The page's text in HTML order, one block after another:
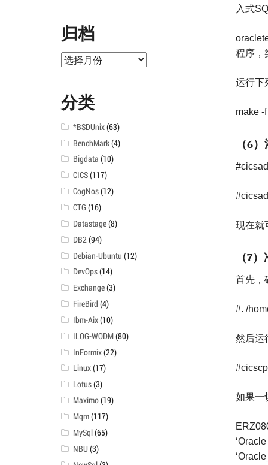
入式
程序，
运行下
make -
（6）
现在就
（7）
首先，
#. /
然后运
如果一
归档
归
分类
*BSDUnix(63)
BenchMark(4)
Bigdata (10)
CICS(117)
CogNos(12)
CTG(16)
Datastage(8)
DB2(94)
Debian-Ubuntu (12)
DevOps(14)
Exchange(3)
FireBird (4)
Ibm-Aix(10)
ILOG-WODM(80)
InFormix(22)
Linux(17)
Lotus(3)
Maximo(19)
Mqm(117)
MySql(65)
NBU(3)